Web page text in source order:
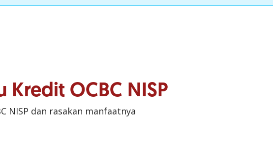
OCBC NISP
NISP dan rasakan manfaatnya